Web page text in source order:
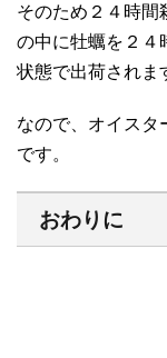
そのため２４時間
の中に牡蠣を２４
状態で出荷されま
なので、オイスタ
です。
おわりに